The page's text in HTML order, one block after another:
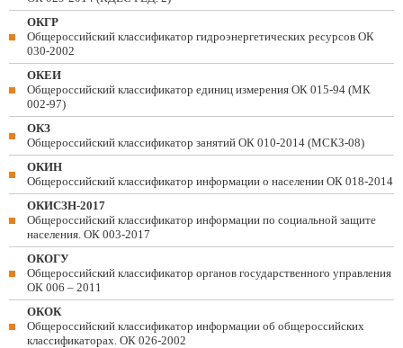
ОКГР
Общероссийский классификатор гидроэнергетических ресурсов ОК
030-2002
ОКЕИ
Общероссийский классификатор единиц измерения ОК 015-94 (МК
002-97)
ОКЗ
Общероссийский классификатор занятий ОК 010-2014 (МСКЗ-08)
ОКИН
Общероссийский классификатор информации о населении ОК 018-2014
ОКИСЗН-2017
Общероссийский классификатор информации по социальной защите
населения. ОК 003-2017
ОКОГУ
Общероссийский классификатор органов государственного управления
ОК 006 – 2011
ОКОК
Общероссийский классификатор информации об общероссийских
классификаторах. ОК 026-2002